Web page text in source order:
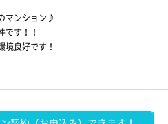
マンション♪
です！！
境良好です！